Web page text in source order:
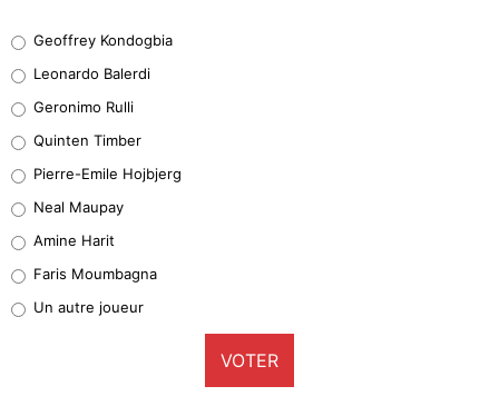
38%
32%
4%
1%
9%
Geoffrey Kondogbia
Leonardo Balerdi
Geronimo Rulli
Quinten Timber
Pierre-Emile Hojbjerg
Neal Maupay
Amine Harit
Faris Moumbagna
Un autre joueur
VOTER